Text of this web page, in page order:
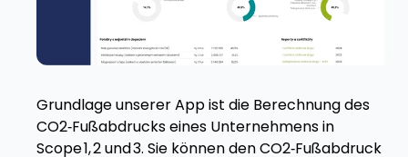
Grundlage unserer App ist die Berechnung des
CO2‑Fußabdrucks eines Unternehmens in
Scope 1, 2 und 3. Sie können den CO2‑Fußabdruck